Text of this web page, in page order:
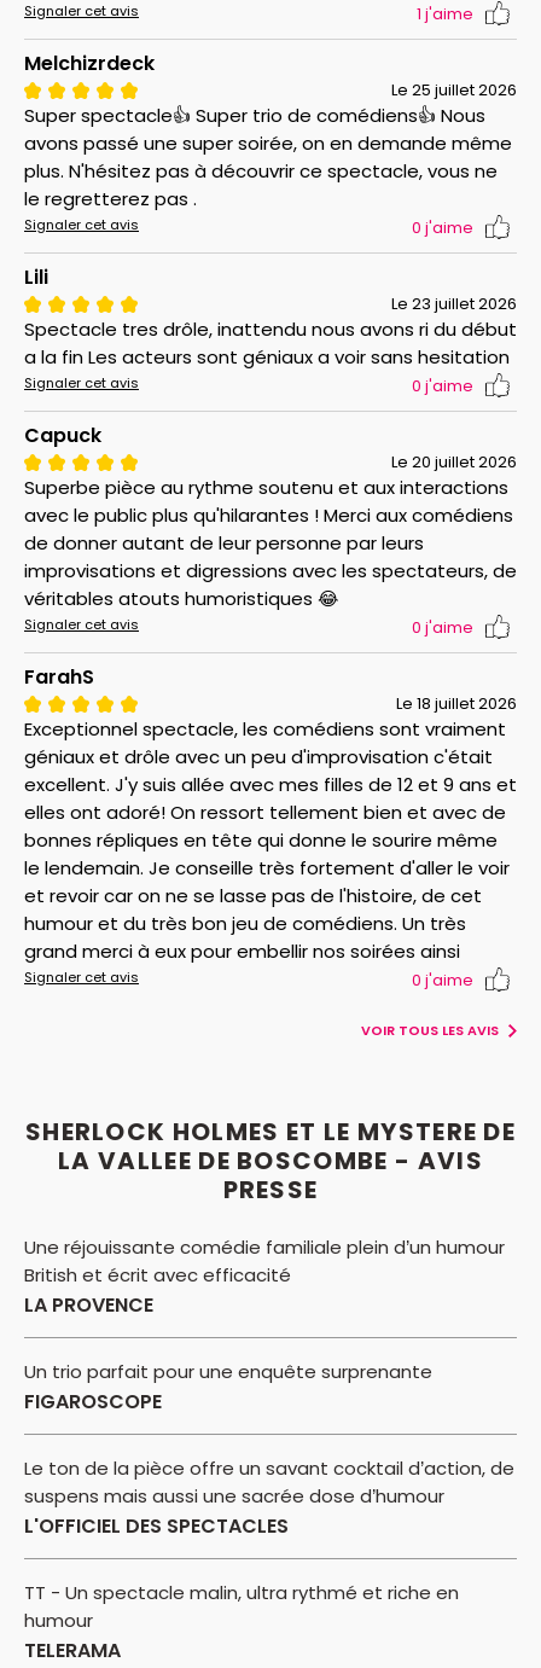
Signaler cet avis 1 j'aime
Melchizrdeck
Le 25 juillet 2026
Super spectacle👍 Super trio de comédiens👍 Nous
avons passé une super soirée, on en demande même
plus. N'hésitez pas à découvrir ce spectacle, vous ne
le regretterez pas .
Signaler cet avis 0 j'aime
Lili
Le 23 juillet 2026
Spectacle tres drôle, inattendu nous avons ri du début
a la fin Les acteurs sont géniaux a voir sans hesitation
Signaler cet avis 0 j'aime
Capuck
Le 20 juillet 2026
Superbe pièce au rythme soutenu et aux interactions
avec le public plus qu'hilarantes ! Merci aux comédiens
de donner autant de leur personne par leurs
improvisations et digressions avec les spectateurs, de
véritables atouts humoristiques 😂
Signaler cet avis 0 j'aime
FarahS
Le 18 juillet 2026
Exceptionnel spectacle, les comédiens sont vraiment
géniaux et drôle avec un peu d'improvisation c'était
excellent. J'y suis allée avec mes filles de 12 et 9 ans et
elles ont adoré! On ressort tellement bien et avec de
bonnes répliques en tête qui donne le sourire même
le lendemain. Je conseille très fortement d'aller le voir
et revoir car on ne se lasse pas de l'histoire, de cet
humour et du très bon jeu de comédiens. Un très
grand merci à eux pour embellir nos soirées ainsi
Signaler cet avis 0 j'aime
VOIR TOUS LES AVIS
SHERLOCK HOLMES ET LE MYSTERE DE
LA VALLEE DE BOSCOMBE - AVIS
PRESSE
Une réjouissante comédie familiale plein d’un humour
British et écrit avec efficacité
LA PROVENCE
Un trio parfait pour une enquête surprenante
FIGAROSCOPE
Le ton de la pièce offre un savant cocktail d’action, de
suspens mais aussi une sacrée dose d’humour
L'OFFICIEL DES SPECTACLES
TT - Un spectacle malin, ultra rythmé et riche en
humour
TELERAMA